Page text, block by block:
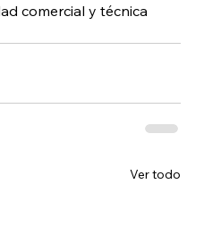
comercial y técnica
Ver todo